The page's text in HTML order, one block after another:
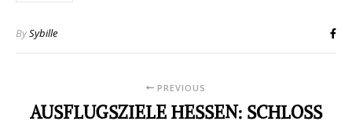
BySybille
PREVIOUS
AUSFLUGSZIELE HESSEN: SCHLOSS